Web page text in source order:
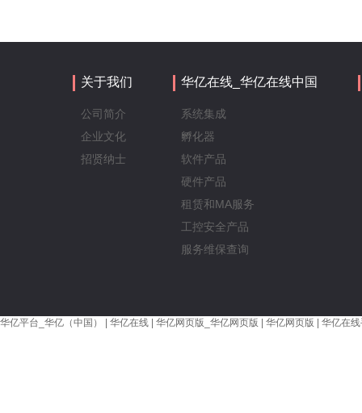
关于我们
公司简介
企业文化
招贤纳士
华亿在线_华亿在线中国
系统集成
孵化器
软件产品
硬件产品
租赁和MA服务
工控安全产品
服务维保查询
华亿平台_华亿（中国） | 华亿在线 | 华亿网页版_华亿网页版 | 华亿网页版 | 华亿在